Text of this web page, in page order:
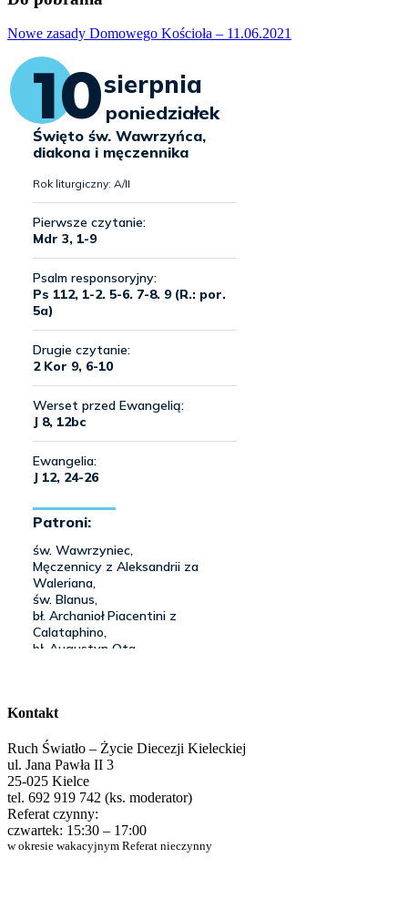
Nowe zasady Domowego Kościoła – 11.06.2021
Kontakt
Ruch Światło – Życie Diecezji Kieleckiej
ul. Jana Pawła II 3
25-025 Kielce
tel. 692 919 742 (ks. moderator)
Referat czynny:
czwartek: 15:30 – 17:00
w okresie wakacyjnym Referat nieczynny